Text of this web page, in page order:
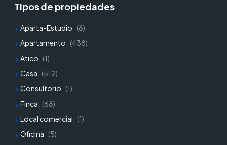
Tipos de propiedades
Aparta-Estudio (6)
Apartamento (438)
Atico (1)
Casa (512)
Consultorio (1)
Finca (68)
Local comercial (1)
Oficina (5)